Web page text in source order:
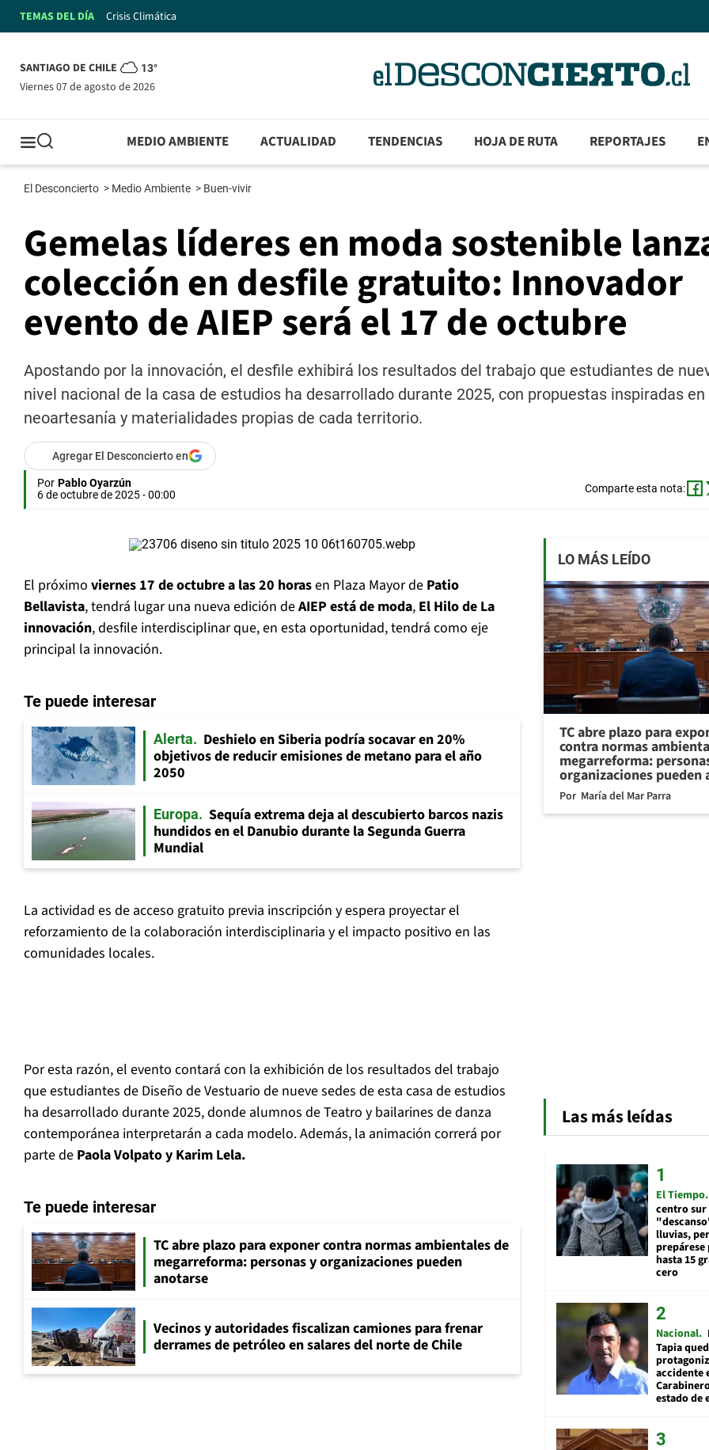
TEMAS DEL DÍA Crisis Climática
SANTIAGO DE CHILE 13°
viernes 07 de agosto de 2026
MEDIO AMBIENTE ACTUALIDAD TENDENCIAS HOJA DE RUTA REPORTAJES
El Desconcierto > Medio Ambiente > Buen-vivir
Gemelas líderes en moda sostenible
colección en desfile gratuito: Innovador
evento de AIEP será el 17 de octubre
Apostando por la innovación, el desfile exhibirá los resultados del trabajo que estudiantes de
nivel nacional de la casa de estudios ha desarrollado durante 2025, con propuestas inspiradas
neoartesanía y materialidades propias de cada territorio.
Agregar El Desconcierto en
Por Pablo Oyarzún
6 de octubre de 2025 - 00:00
Comparte esta nota:
El próximo viernes 17 de octubre a las 20 horasen Plaza Mayor de Patio
Bellavista, tendrá lugar una nueva edición deAIEP está de moda, El Hilo de La
innovación, desfile interdisciplinar que, en esta oportunidad, tendrá como eje
principal la innovación.
Te puede interesar
Alerta
Deshielo en Siberia podría socavar en 20%
objetivos de reducir emisiones de metano para el año
2050
Europa
Sequía extrema deja al descubierto barcos nazis
hundidos en el Danubio durante la Segunda Guerra
Mundial
La actividad es de acceso gratuito previa inscripción y espera proyectar el
reforzamiento de la colaboración interdisciplinaria y el impacto positivo en las
comunidades locales.
Por esta razón, el evento contará con la exhibición de los resultados del trabajo
que estudiantes de Diseño de Vestuario de nueve sedes de esta casa de estudios
ha desarrollado durante 2025, donde alumnos de Teatro y bailarines de danza
contemporánea interpretarán a cada modelo. Además, la animación correrá por
parte de Paola Volpato y Karim Lela.
Te puede interesar
TC abre plazo para exponer contra normas ambientales de
megarreforma: personas y organizaciones pueden
anotarse
Vecinos y autoridades fiscalizan camiones para frenar
derrames de petróleo en salares del norte de Chile
LO MÁS LEÍDO
TC abre plazo para
contra normas
megarreforma:
organizaciones pueden
Por María del Mar Parra
Las más leídas
El Tiempo
centro
lluvias,
hasta 15
cero
Nacional
Tapia
accidente
estado de